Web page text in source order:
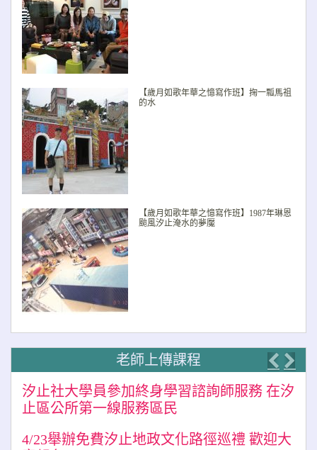
【歲月如歌年華之憶寫作班】掬一瓢馬祖
的水
【歲月如歌年華之憶寫作班】1987年琳恩
颱風汐止淹水的夢魘
老師上傳課程
汐止社大學員參加終身學習諮詢師服務 在汐
止區公所第一線服務區民
4/23舉辦免費汐止地政文化路徑巡禮 歡迎大